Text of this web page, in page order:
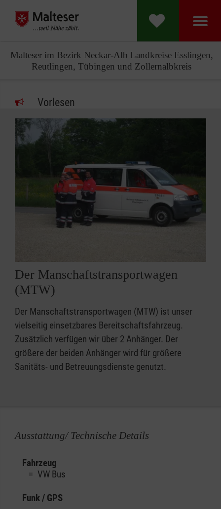
Malteser im Bezirk Neckar-Alb Landkreise Esslingen,
Reutlingen, Tübingen und Zollernalbkreis
Vorlesen
Der Manschaftstransportwagen
(MTW)
Der Manschaftstransportwagen (MTW) ist unser
vielseitig einsetzbares Bereitschaftsfahrzeug.
Zusätzlich verfügen wir über 2 Anhänger. Der
größere der beiden Anhänger wird für größere
Sanitäts- und Betreuungsdienste genutzt.
Ausstattung/ Technische Details
Fahrzeug
VW Bus
Funk / GPS